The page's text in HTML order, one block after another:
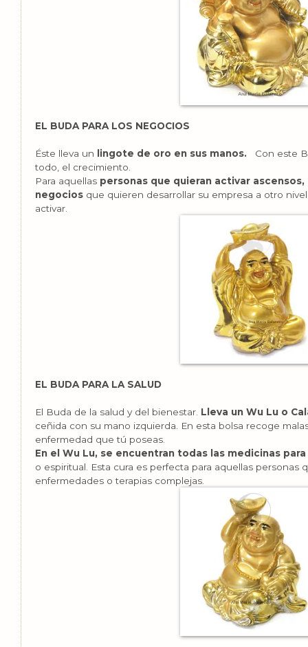
EL BUDA PARA LOS NEGOCIOS
Éste lleva un lingote de oro en sus manos. Con este
todo, el crecimiento.
Para aquellas personas que quieran activar
negocios que quieren desarrollar su empresa a otro
activar.
EL BUDA PARA LA SALUD
El Buda de la salud y del bienestar. Lleva un Wu Lu o
ceñida con su mano izquierda. En esta bolsa recoge
enfermedad que tú poseas.
En el Wu Lu, se encuentran todas las medicinas
o espiritual. Esta cura es perfecta para aquellas personas
enfermedades o terapias complejas.